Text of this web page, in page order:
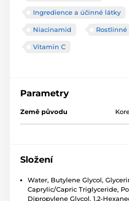
Ingredience a účinné látky
Niacinamid Rostlinné
Vitamin C
Parametry
Země původu
Složení
Water, Butylene Glycol,
Caprylic/Capric Triglyceride,
Dipropylene Glycol, 1,2-